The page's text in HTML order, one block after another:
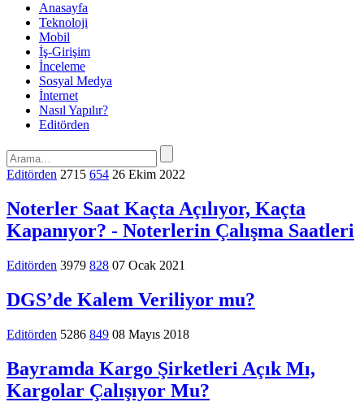
Anasayfa
Teknoloji
Mobil
İş-Girişim
İnceleme
Sosyal Medya
İnternet
Nasıl Yapılır?
Editörden
Editörden 2715 654 26 Ekim 2022
Noterler Saat Kaçta Açılıyor, Kaçta
Kapanıyor? - Noterlerin Çalışma Saatleri
Editörden 3979 828 07 Ocak 2021
DGS’de Kalem Veriliyor mu?
Editörden 5286 849 08 Mayıs 2018
Bayramda Kargo Şirketleri Açık Mı,
Kargolar Çalışıyor Mu?